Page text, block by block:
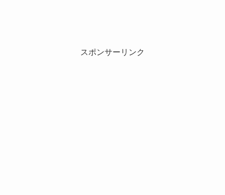
スポンサーリンク